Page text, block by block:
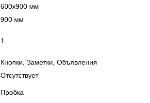
600х900 мм
900 мм
1
Кнопки, Заметки, Объявления
Отсутствует
Пробка